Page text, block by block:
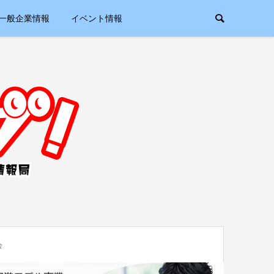
般企業情報 イベント情報